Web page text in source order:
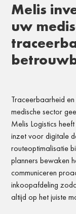
Melis
uw
Traceerbaarheid
medische sector
Melis Logistics
inzet voor digitale
routeoptimalisatie
planners bewaken
communiceren
inkoopafdeling
altijd op het juiste